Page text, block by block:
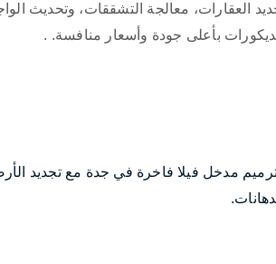
العقارات، معالجة التشققات، وتحديث
بأعلى جودة وأسعار منافسة. .